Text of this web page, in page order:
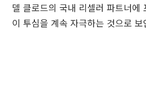
델 클로드의 국내 리셀러 파트너에
이 투심을 계속 자극하는 것으로 보